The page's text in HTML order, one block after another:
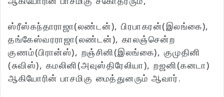
ஸ்ரீஸ்கந்தாராஜா(லண்டன்), பிரபாகரன்(இலங்கை),
தங்கேஸ்வரராஜா(லண்டன்), காலஞ்சென்ற
குணம்(பிரான்ஸ்), றஞ்சினி(இலங்கை), குமுதினி
(சுவிஸ்), கமலினி(அவுஸ்திரேலியா), றஜனி(கனடா)
ஆகியோரின் பாசமிகு மைத்துனரும் ஆவார்.